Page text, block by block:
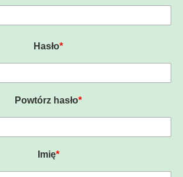
Hasło*
Powtórz hasło*
Imię*